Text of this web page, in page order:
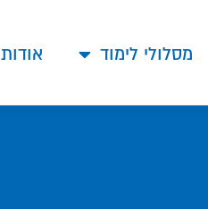
מסלולי לימוד אודות